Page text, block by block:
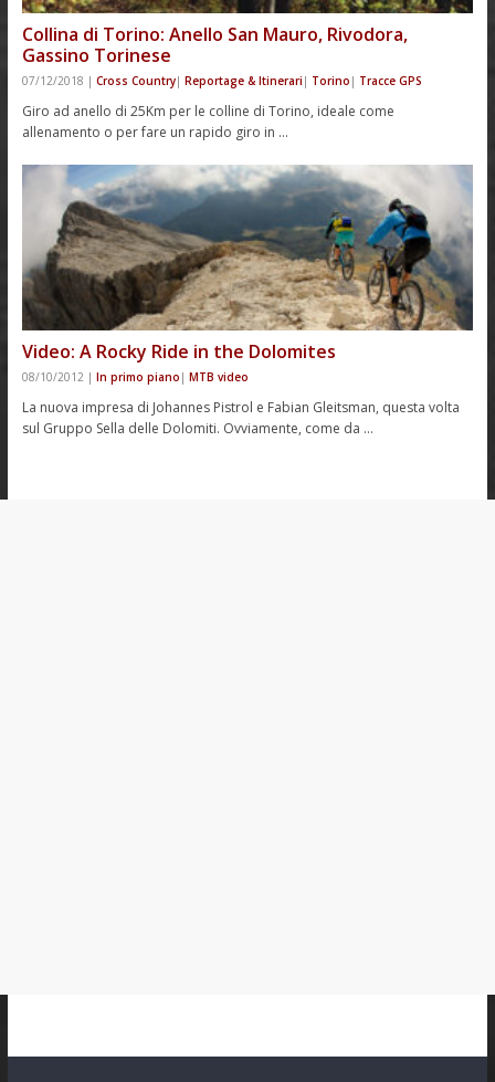
Collina di Torino: Anello San Mauro, Rivodora,
Gassino Torinese
07/12/2018 | Cross Country| Reportage & Itinerari | Torino | Tracce GPS
Giro ad anello di 25Km per le colline di Torino, ideale come
allenamento o per fare un rapido giro in …
Video: A Rocky Ride in the Dolomites
08/10/2012 | In primo piano | MTB video
La nuova impresa di Johannes Pistrol e Fabian Gleitsman, questa volta
sul Gruppo Sella delle Dolomiti. Ovviamente, come da …